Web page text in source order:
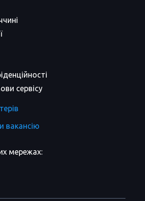
мережах:
сервісу
вакансію